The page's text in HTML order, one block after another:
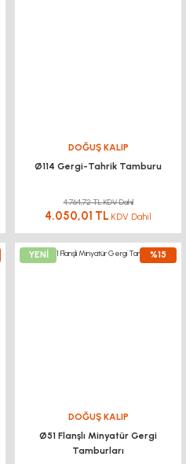
DOĞUŞ KALIP
Ø114 Gergi-Tahrik Tamburu
4.764,72 TL KDV Dahil
4.050,01 TL KDV Dahil
YENİ %15
DOĞUŞ KALIP
Ø51 Flanşlı Minyatür Gergi
Tamburları